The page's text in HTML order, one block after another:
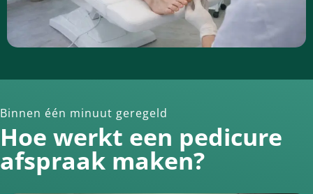
Binnen één minuut geregeld
Hoe werkt een pedicure
afspraak maken?